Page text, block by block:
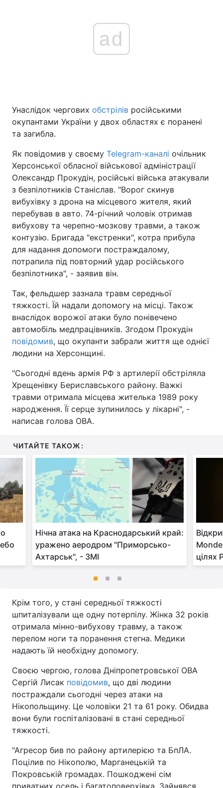
ad
Унаслідок чергових обстрілів російськими
окупантами України у двох областях є поранені
та загибла.
Як повідомив у своєму Telegram-каналі очільник
Херсонської обласної військової адміністрації
Олександр Прокудін, російські війська атакували
з безпілотників Станіслав. "Ворог скинув
вибухівку з дрона на місцевого жителя, який
перебував в авто. 74-річний чоловік отримав
вибухову та черепно-мозкову травми, а також
контузію. Бригада "екстренки", котра прибула
для надання допомоги постраждалому,
потрапила під повторний удар російського
безпілотника", - заявив він.
Так, фельдшер зазнала травм середньої
тяжкості. Їй надали допомогу на місці. Також
внаслідок ворожої атаки було понівечено
автомобіль медпрацівників. Згодом Прокудін
повідомив, що окупанти забрали життя ще однієї
людини на Херсонщині.
"Сьогодні вдень армія РФ з артилерії обстріляла
Хрещенівку Бериславського району. Важкі
травми отримала місцева жителька 1989 року
народження. Її серце зупинилось у лікарні", -
написав голова ОВА.
ЧИТАЙТЕ ТАКОЖ:
Нічна атака на Краснодарський край:
уражено аеродром "Приморсько-
Ахтарськ", - ЗМІ
цілях
Крім того, у стані середньої тяжкості
шпиталізували ще одну потерпілу. Жінка 32 років
отримала мінно-вибухову травму, а також
перелом ноги та поранення стегна. Медики
надають їй необхідну допомогу.
Своєю чергою, голова Дніпропетровської ОВА
Сергій Лисак повідомив, що дві людини
постраждали сьогодні через атаки на
Нікопольщину. Це чоловіки 21 та 61 року. Обидва
вони були госпіталізовані в стані середньої
тяжкості.
"Агресор бив по району артилерією та БпЛА.
Поцілив по Нікополю, Марганецькій та
Покровській громадах. Пошкоджені сім
приватних осель і багатоповерхівка. Зайнявся